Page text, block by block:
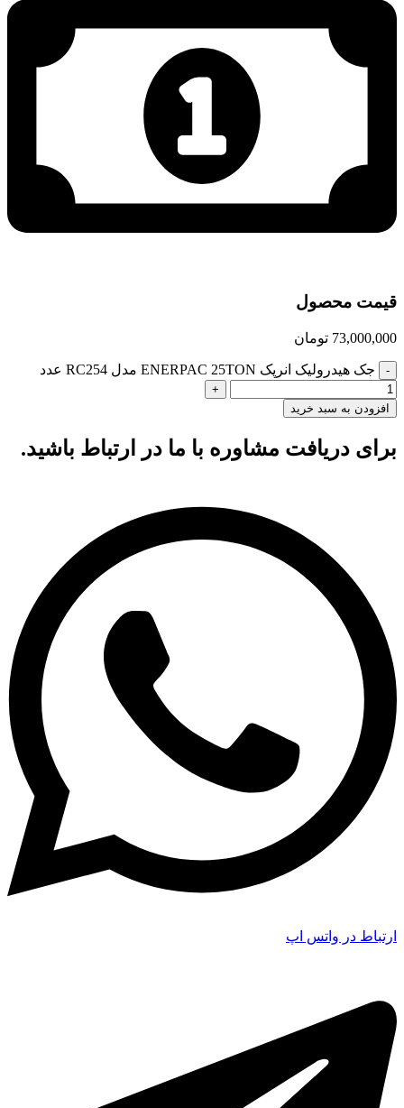
قیمت محصول
73,000,000 تومان
جک هیدرولیک انرپک ENERPAC 25TON مدل RC254 عدد
افزودن به سبد خرید
برای دریافت مشاوره با ما در ارتباط باشید.
ارتباط در واتس اپ